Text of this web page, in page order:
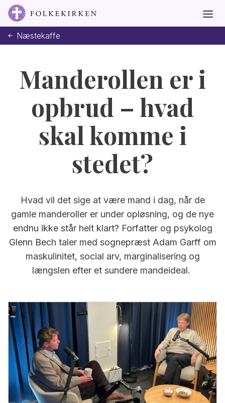
Næstekaffe
Manderollen er i
opbrud – hvad
skal komme i
stedet?
Hvad vil det sige at være mand i dag, når de
gamle manderoller er under opløsning, og de nye
endnu ikke står helt klart? Forfatter og psykolog
Glenn Bech taler med sognepræst Adam Garff om
maskulinitet, social arv, marginalisering og
længslen efter et sundere mandeideal.